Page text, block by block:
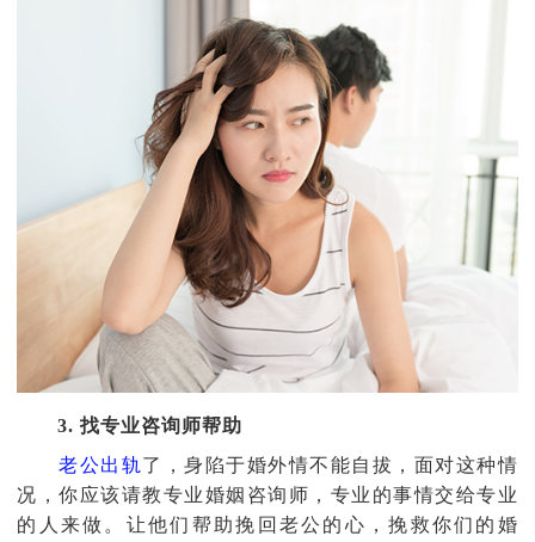
3. 找专业咨询师帮助
老公出轨了，身陷于婚外情不能自拔，面对这种情
况，你应该请教专业婚姻咨询师，专业的事情交给专业
的人来做。让他们帮助挽回老公的心，挽救你们的婚